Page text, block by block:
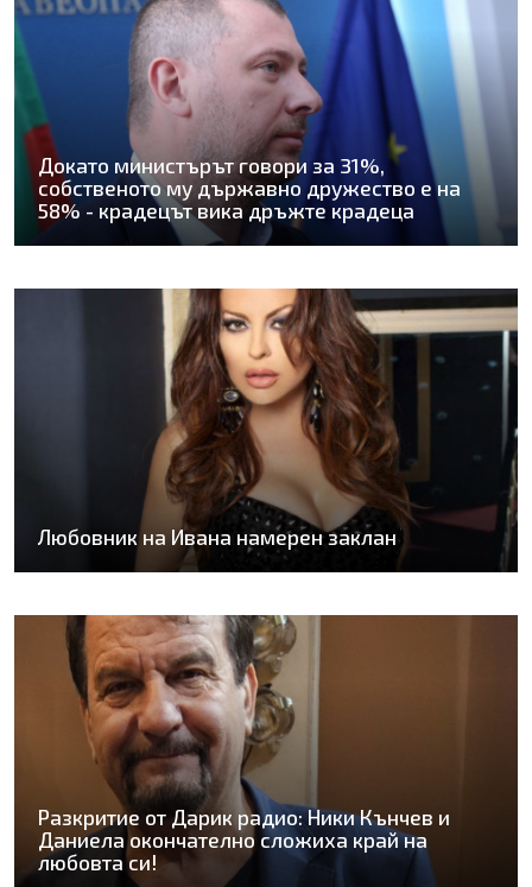
Докато министърът говори за 31%,
собственото му държавно дружество е на
58% - крадецът вика дръжте крадеца
Любовник на Ивана намерен заклан
Разкритие от Дарик радио: Ники Кънчев и
Даниела окончателно сложиха край на
любовта си!